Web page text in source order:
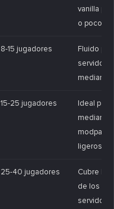
vanilla
o pocos
8-15 jugadores
Fluido
medianos.
15-25 jugadores
Ideal para
modpacks
ligeros.
25-40 jugadores
Cubre la
de los